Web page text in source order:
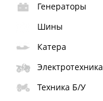
Генераторы
Шины
Катера
Электротехника
Техника Б/У